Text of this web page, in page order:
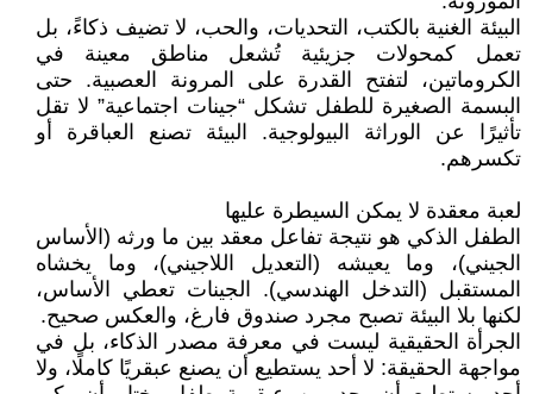
البيئة الغنية بالكتب، التحديات، والحب، لا تضيف ذكاءً، بل
تعمل كمحولات جزيئية تُشعل مناطق معينة في
الكروماتين، لتفتح القدرة على المرونة العصبية. حتى
البسمة الصغيرة للطفل تشكل “جينات اجتماعية” لا تقل
تأثيرًا عن الوراثة البيولوجية. البيئة تصنع العباقرة أو
تكسرهم.
لعبة معقدة لا يمكن السيطرة عليها
الطفل الذكي هو نتيجة تفاعل معقد بين ما ورثه (الأساس
الجيني)، وما يعيشه (التعديل اللاجيني)، وما يخشاه
المستقبل (التدخل الهندسي). الجينات تعطي الأساس،
لكنها بلا البيئة تصبح مجرد صندوق فارغ، والعكس صحيح.
الجرأة الحقيقية ليست في معرفة مصدر الذكاء، بل في
مواجهة الحقيقة: لا أحد يستطيع أن يصنع عبقريًا كاملًا، ولا